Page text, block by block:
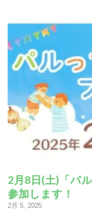
寄
2月8日(土)「パ
参加します！
2月 5, 2025